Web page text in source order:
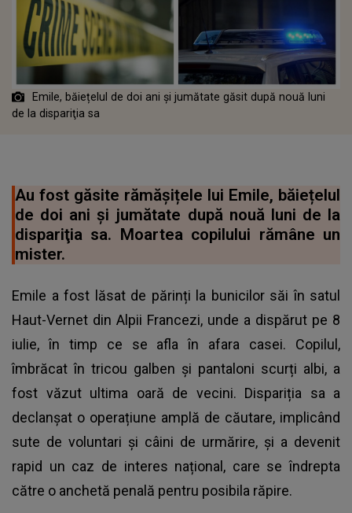
Emile, băiețelul de doi ani şi jumătate găsit după nouă luni
de la dispariţia sa
Au fost găsite rămășițele lui Emile, băiețelul
de doi ani şi jumătate după nouă luni de la
dispariţia sa. Moartea copilului rămâne un
mister.
Emile a fost lăsat de părinți la bunicilor săi în satul
Haut-Vernet din Alpii Francezi, unde a dispărut pe 8
iulie, în timp ce se afla în afara casei. Copilul,
îmbrăcat în tricou galben și pantaloni scurți albi, a
fost văzut ultima oară de vecini. Dispariția sa a
declanșat o operațiune amplă de căutare, implicând
sute de voluntari și câini de urmărire, și a devenit
rapid un caz de interes național, care se îndrepta
către o anchetă penală pentru posibila răpire.